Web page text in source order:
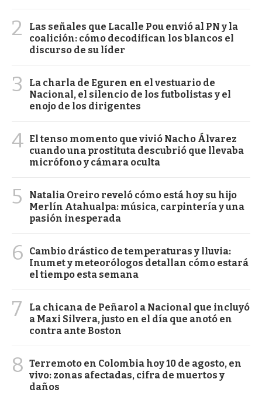
2
Las señales que Lacalle Pou envió al PN y la
coalición: cómo decodifican los blancos el
discurso de su líder
3
La charla de Eguren en el vestuario de
Nacional, el silencio de los futbolistas y el
enojo de los dirigentes
4 El tenso momento que vivió Nacho Álvarez
cuando una prostituta descubrió que llevaba
micrófono y cámara oculta
5
Natalia Oreiro reveló cómo está hoy su hijo
Merlín Atahualpa: música, carpintería y una
pasión inesperada
6
Cambio drástico de temperaturas y lluvia:
Inumet y meteorólogos detallan cómo estará
el tiempo esta semana
7
La chicana de Peñarol a Nacional que incluyó
a Maxi Silvera, justo en el día que anotó en
contra ante Boston
8 Terremoto en Colombia hoy 10 de agosto, en
vivo: zonas afectadas, cifra de muertos y
daños